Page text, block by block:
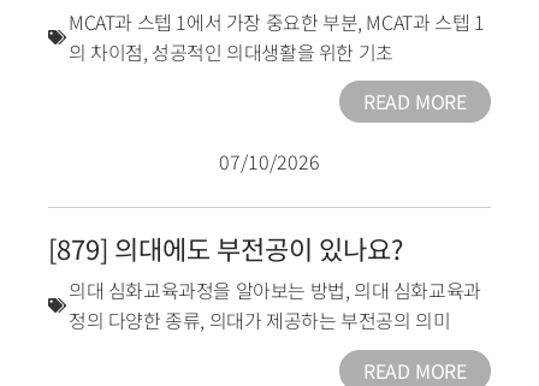
MCAT과 스텝 1에서 가장 중요한 부분, MCAT과 스텝 1
의 차이점, 성공적인 의대생활을 위한 기초
READ MORE
07/10/2026
[879] 의대에도 부전공이 있나요?
의대 심화교육과정을 알아보는 방법, 의대 심화교육과
정의 다양한 종류, 의대가 제공하는 부전공의 의미
READ MORE